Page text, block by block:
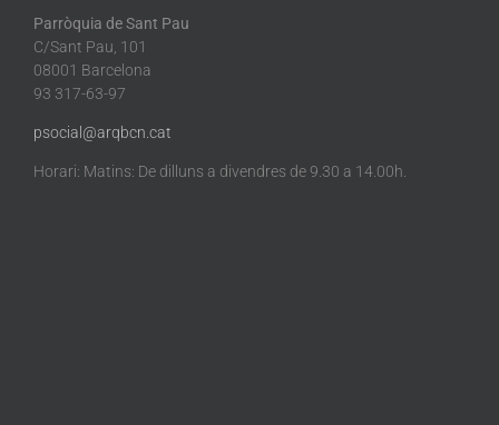
Parròquia de Sant Pau
C/Sant Pau, 101
08001 Barcelona
93 317-63-97
psocial@arqbcn.cat
Horari: Matins: De dilluns a divendres de 9.30 a 14.00h.